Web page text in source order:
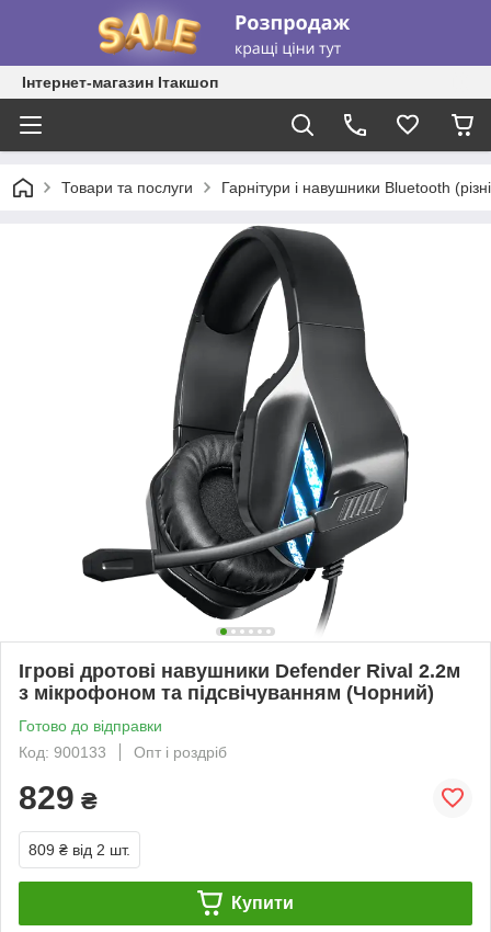
Інтернет-магазин Ітакшоп
Товари та послуги Гарнітури і навушники Bluetooth
Ігрові дротові навушники Defender Rival 2.2м
з мікрофоном та підсвічуванням (Чорний)
Готово до відправки
Код: 900133
Опт і роздріб
829 ₴
809 ₴ від 2 шт.
Купити